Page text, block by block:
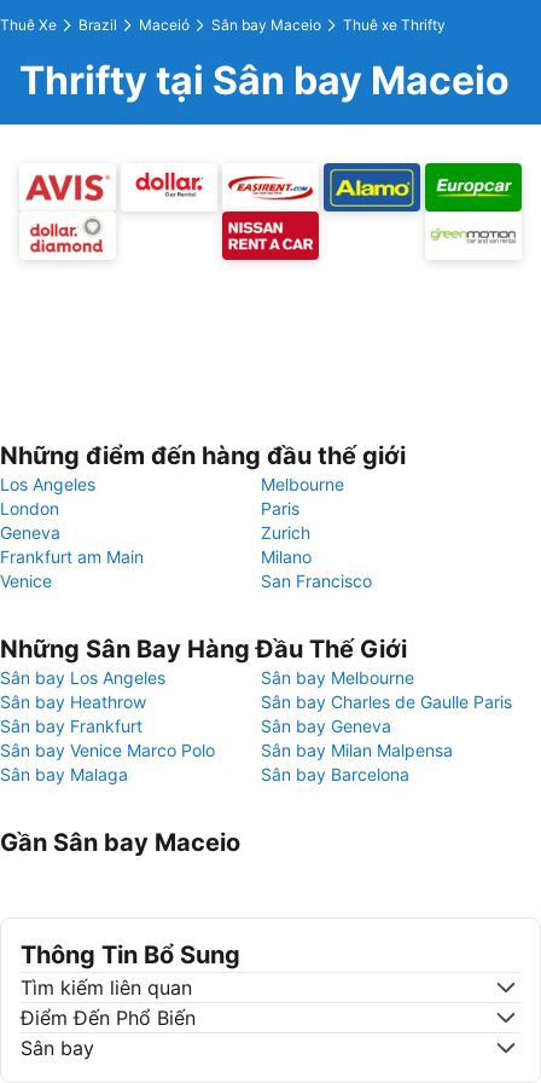
Thuê Xe Brazil Maceió Sân bay Maceio Thuê xe Thrifty
Thrifty tại Sân bay Maceio
Những điểm đến hàng đầu thế giới
Los Angeles
Melbourne
London
Paris
Geneva
Zurich
Frankfurt am Main
Milano
Venice
San Francisco
Những Sân Bay Hàng Đầu Thế Giới
Sân bay Los Angeles
Sân bay Melbourne
Sân bay Heathrow
Sân bay Charles de Gaulle Paris
Sân bay Frankfurt
Sân bay Geneva
Sân bay Venice Marco Polo
Sân bay Milan Malpensa
Sân bay Malaga
Sân bay Barcelona
Gần Sân bay Maceio
Thông Tin Bổ Sung
Tìm kiếm liên quan
Điểm Đến Phổ Biến
Sân bay